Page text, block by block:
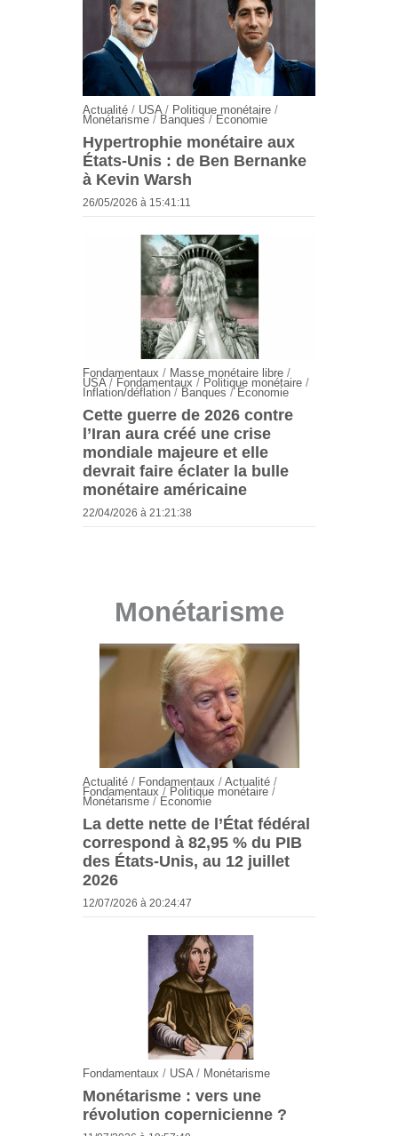
Actualité/ USA/ Politique monétaire/
Monétarisme/ Banques / Economie
Hypertrophie monétaire aux
États-Unis : de Ben Bernanke
à Kevin Warsh
26/05/2026 à 15:41:11
Fondamentaux / Masse monétaire libre/
USA/ Fondamentaux / Politique monétaire/
Inflation/déflation/ Banques / Economie
Cette guerre de 2026 contre
l’Iran aura créé une crise
mondiale majeure et elle
devrait faire éclater la bulle
monétaire américaine
22/04/2026 à 21:21:38
Monétarisme
Actualité/ Fondamentaux / Actualité/
Fondamentaux / Politique monétaire/
Monétarisme/ Economie
La dette nette de l’État fédéral
correspond à 82,95 % du PIB
des États-Unis, au 12 juillet
2026
12/07/2026 à 20:24:47
Fondamentaux / USA/ Monétarisme
Monétarisme : vers une
révolution copernicienne ?